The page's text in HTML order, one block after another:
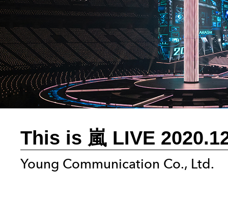
This is 嵐 LIVE
Young Communication Co., Ltd.